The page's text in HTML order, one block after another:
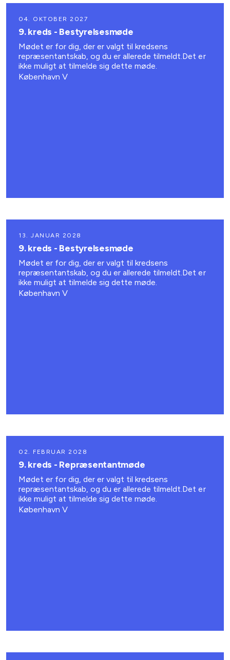
04. OKTOBER 2027
9. kreds - Bestyrelsesmøde
Mødet er for dig, der er valgt til kredsens
repræsentantskab, og du er allerede tilmeldt.Det er
ikke muligt at tilmelde sig dette møde.
København V
13. JANUAR 2028
9. kreds - Bestyrelsesmøde
Mødet er for dig, der er valgt til kredsens
repræsentantskab, og du er allerede tilmeldt.Det er
ikke muligt at tilmelde sig dette møde.
København V
02. FEBRUAR 2028
9. kreds - Repræsentantmøde
Mødet er for dig, der er valgt til kredsens
repræsentantskab, og du er allerede tilmeldt.Det er
ikke muligt at tilmelde sig dette møde.
København V